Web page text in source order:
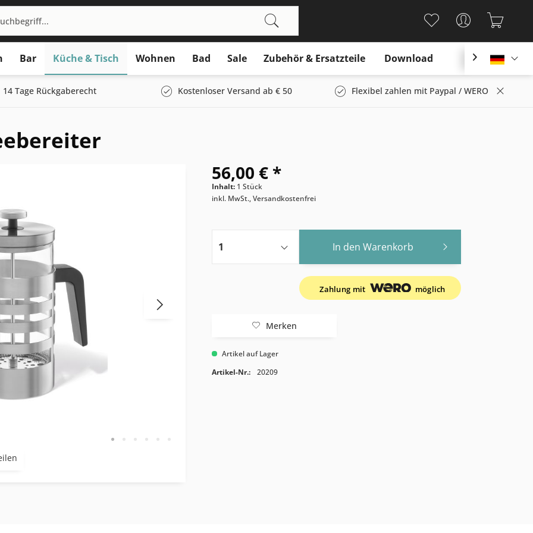
Bar Küche & Tisch Wohnen Bad Sale Zubehör & Ersatzteile Download 
14 Tage Rückgaberecht Kostenloser Versand ab € 50 Flexibel zahlen mit Paypal / WERO
56,00 € *
Inhalt: 1 Stück
inkl. MwSt., Versandkostenfrei
In den Warenkorb
Zahlung mit möglich
Merken
Artikel auf Lager
Artikel-Nr.:
20209